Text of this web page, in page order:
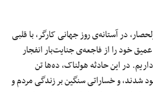
در آستانه‌ی روز جهانی کارگر، با قلبی
خود را از فاجعه‌ی جنایت‌بار انفجار
در این حادثه‌ هولناک، ده‌ها تن
شدند، و خساراتی سنگین بر زندگی مردم و